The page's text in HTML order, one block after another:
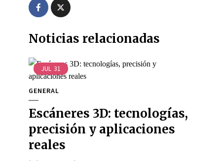
Noticias relacionadas
JUL 31
GENERAL
Escáneres 3D: tecnologías,
precisión y aplicaciones
reales